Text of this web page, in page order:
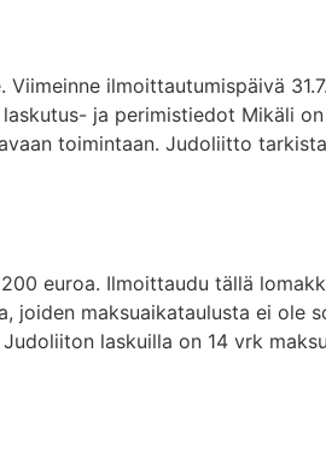
ilmoittautumispäivä
ja perimistiedot Mikäli
toimintaan. Judoliitto
euroa. Ilmoittaudu tällä
joiden maksuaikataulusta ei ole
laskuilla on 14 vrk